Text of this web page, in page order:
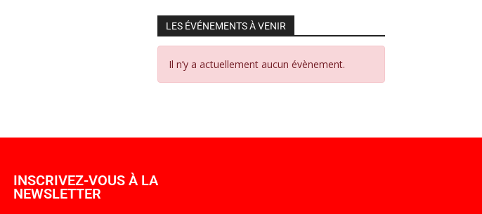
LES ÉVÉNEMENTS À VENIR
Il n’y a actuellement aucun évènement.
INSCRIVEZ-VOUS À LA
NEWSLETTER